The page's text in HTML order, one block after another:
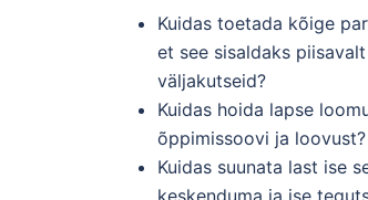
Kuidas toetada kõige
et see sisaldaks
väljakutseid?
Kuidas hoida lapse
õppimissoovi ja loovust?
Kuidas suunata last ise